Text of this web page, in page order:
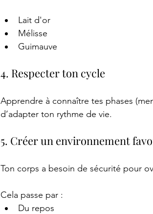
Lait d'or
Mélisse
Guimauve
4. Respecter ton cycle
Apprendre à connaître tes phases
d’adapter ton rythme de vie.
5. Créer un environnement
Ton corps a besoin de sécurité pour
Cela passe par :
Du repos